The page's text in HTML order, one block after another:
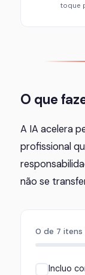
toque
O que
A IA acelera
profissional
não se
0 de 7 itens
Incluo